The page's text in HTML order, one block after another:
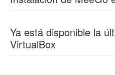
Ya está disponible la
VirtualBox